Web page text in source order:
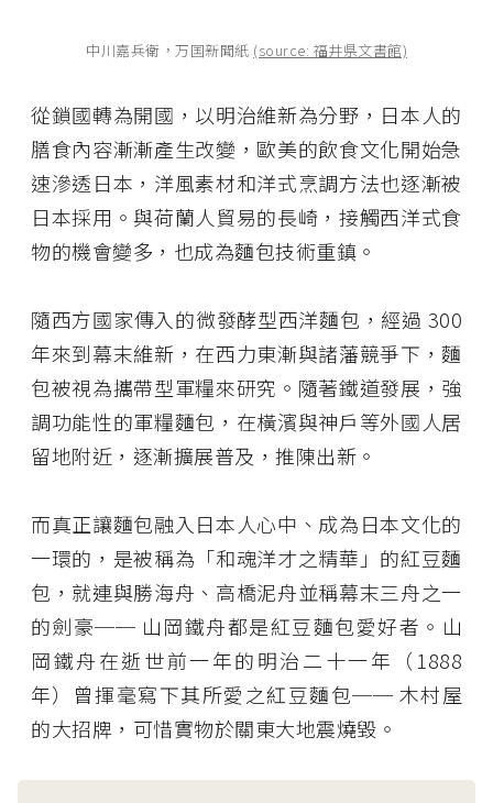
中川嘉兵衛，万国新聞紙 (source: 福井県文書館)
從鎖國轉為開國，以明治維新為分野，日本人的
膳食內容漸漸產生改變，歐美的飲食文化開始急
速滲透日本，洋風素材和洋式烹調方法也逐漸被
日本採用。與荷蘭人貿易的長崎，接觸西洋式食
物的機會變多，也成為麵包技術重鎮。
隨西方國家傳入的微發酵型西洋麵包，經過 300
年來到幕末維新，在西力東漸與諸藩競爭下，麵
包被視為攜帶型軍糧來研究。隨著鐵道發展，強
調功能性的軍糧麵包，在橫濱與神戶等外國人居
留地附近，逐漸擴展普及，推陳出新。
而真正讓麵包融入日本人心中、成為日本文化的
一環的，是被稱為「和魂洋才之精華」的紅豆麵
包，就連與勝海舟、高橋泥舟並稱幕末三舟之一
的劍豪── 山岡鐵舟都是紅豆麵包愛好者。山
岡鐵舟在逝世前一年的明治二十一年（1888
年）曾揮毫寫下其所愛之紅豆麵包── 木村屋
的大招牌，可惜實物於關東大地震燒毀。